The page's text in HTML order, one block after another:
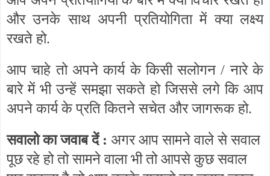
और उनके साथ अपनी प्रतियोगिता में क्या लक्ष्य
रखते हो.
आप चाहे तो अपने कार्य के किसी सलोगन / नारे के
बारे में भी उन्हें समझा सकते हो जिससे लगे कि आप
अपने कार्य के प्रति कितने सचेत और जागरूक हो.
सवालो का जवाब दें : अगर आप सामने वाले से सवाल
पूछ रहे हो तो सामने वाला भी तो आपसे कुछ सवाल